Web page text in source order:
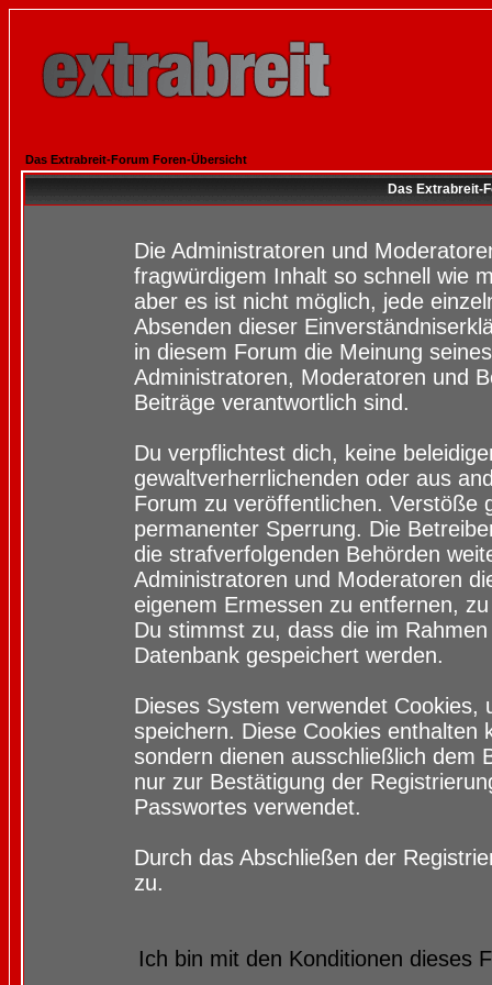
Das Extrabreit-Forum Foren-Übersicht
Das Extrabreit-
Die Administratoren und
fragwürdigem Inhalt so schnell wie
aber es ist nicht möglich, jede
Absenden dieser
in diesem Forum die Meinung
Administratoren, Moderatoren und
Beiträge verantwortlich sind.
Du verpflichtest dich, keine
gewaltverherrlichenden oder aus
Forum zu veröffentlichen. Verstöße
permanenter Sperrung. Die
die strafverfolgenden Behörden
Administratoren und Moderatoren
eigenem Ermessen zu entfernen,
Du stimmst zu, dass die im
Datenbank gespeichert werden.
Dieses System verwendet
speichern. Diese Cookies enthalten
sondern dienen ausschließlich dem
nur zur Bestätigung der
Passwortes verwendet.
Durch das Abschließen der
zu.
Ich bin mit den Konditionen dieses